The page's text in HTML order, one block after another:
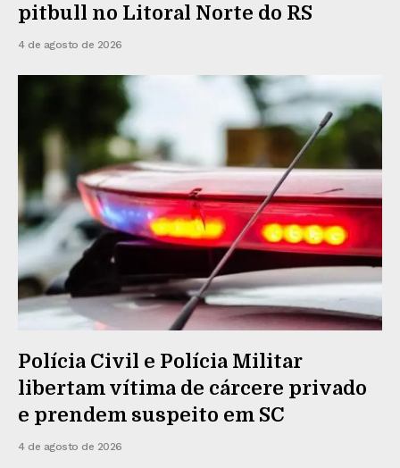
pitbull no Litoral Norte do RS
4 de agosto de 2026
Polícia Civil e Polícia Militar
libertam vítima de cárcere privado
e prendem suspeito em SC
4 de agosto de 2026